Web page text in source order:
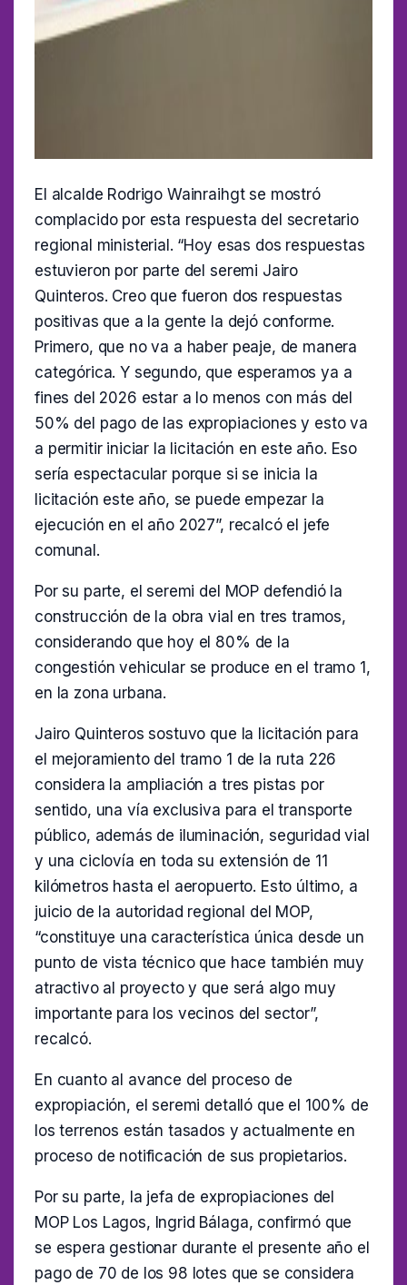
El alcalde Rodrigo Wainraihgt se mostró
complacido por esta respuesta del secretario
regional ministerial. “Hoy esas dos respuestas
estuvieron por parte del seremi Jairo
Quinteros. Creo que fueron dos respuestas
positivas que a la gente la dejó conforme.
Primero, que no va a haber peaje, de manera
categórica. Y segundo, que esperamos ya a
fines del 2026 estar a lo menos con más del
50% del pago de las expropiaciones y esto va
a permitir iniciar la licitación en este año. Eso
sería espectacular porque si se inicia la
licitación este año, se puede empezar la
ejecución en el año 2027”, recalcó el jefe
comunal.
Por su parte, el seremi del MOP defendió la
construcción de la obra vial en tres tramos,
considerando que hoy el 80% de la
congestión vehicular se produce en el tramo 1,
en la zona urbana.
Jairo Quinteros sostuvo que la licitación para
el mejoramiento del tramo 1 de la ruta 226
considera la ampliación a tres pistas por
sentido, una vía exclusiva para el transporte
público, además de iluminación, seguridad vial
y una ciclovía en toda su extensión de 11
kilómetros hasta el aeropuerto. Esto último, a
juicio de la autoridad regional del MOP,
“constituye una característica única desde un
punto de vista técnico que hace también muy
atractivo al proyecto y que será algo muy
importante para los vecinos del sector”,
recalcó.
En cuanto al avance del proceso de
expropiación, el seremi detalló que el 100% de
los terrenos están tasados y actualmente en
proceso de notificación de sus propietarios.
Por su parte, la jefa de expropiaciones del
MOP Los Lagos, Ingrid Bálaga, confirmó que
se espera gestionar durante el presente año el
pago de 70 de los 98 lotes que se considera